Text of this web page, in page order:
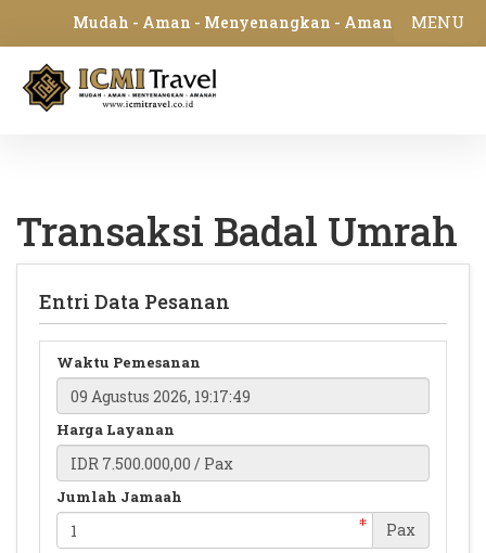
Mudah - Aman - Menyenangkan - Amanah
Transaksi Badal Umrah
Entri Data Pesanan
Waktu Pemesanan
Harga Layanan
Jumlah Jamaah
Pax
MENU